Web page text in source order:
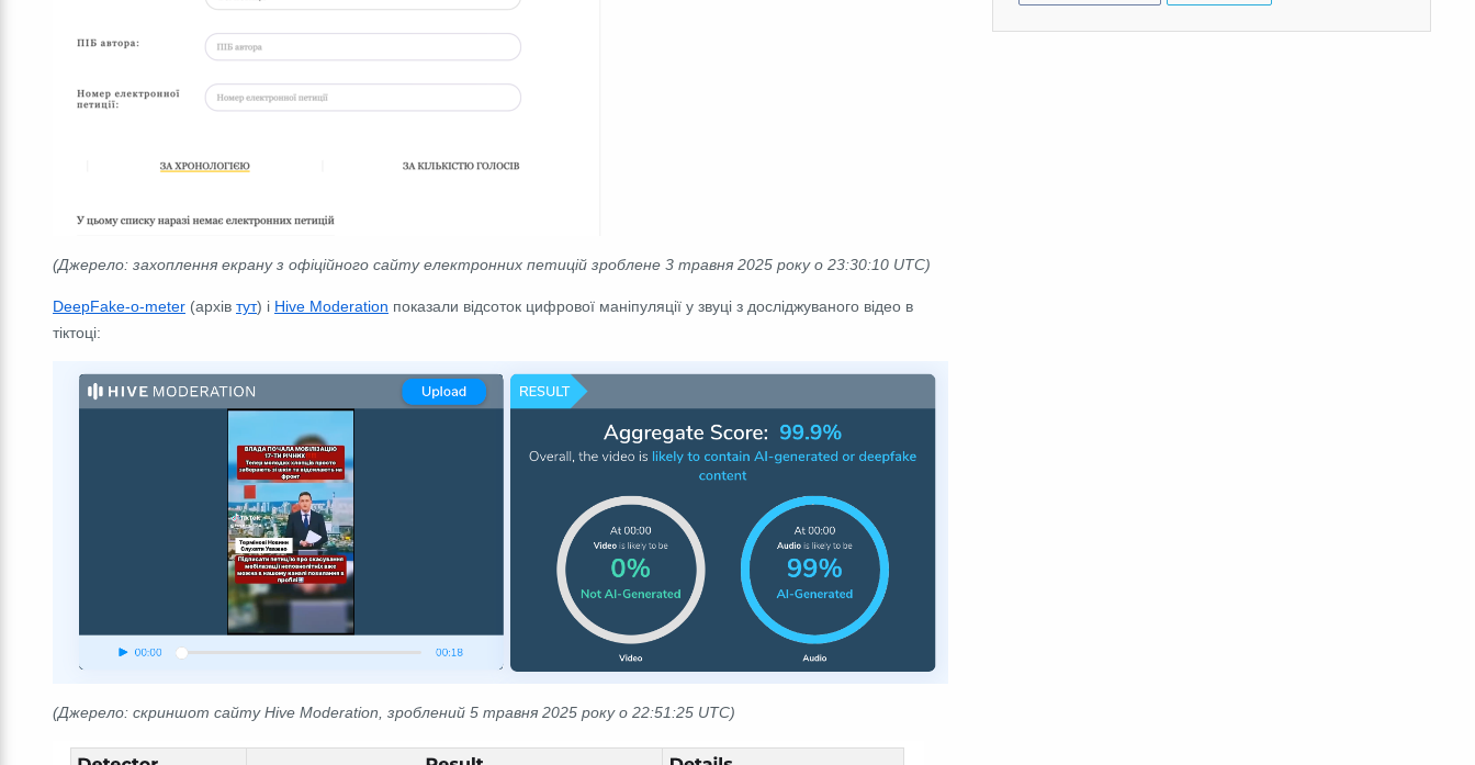
(Джерело: захоплення екрану з офіційного сайту електронних петицій зроблене 3 травня 2025 року о 23:30:10 UTC)
DeepFake-o-meter (архів тут) i Hive Moderation показали відсоток цифрової маніпуляції у звуці з досліджуваного відео в
тіктоці:
(Джерело: скриншот сайту Hive Moderation, зроблений 5 травня 2025 року о 22:51:25 UTC)